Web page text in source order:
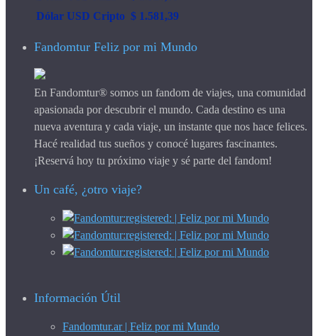
Dólar USD Cripto $ 1.581,39
Fandomtur Feliz por mi Mundo
En Fandomtur® somos un fandom de viajes, una comunidad
apasionada por descubrir el mundo. Cada destino es una
nueva aventura y cada viaje, un instante que nos hace felices.
Hacé realidad tus sueños y conocé lugares fascinantes.
¡Reservá hoy tu próximo viaje y sé parte del fandom!
Un café, ¿otro viaje?
Información Útil
Fandomtur.ar | Feliz por mi Mundo